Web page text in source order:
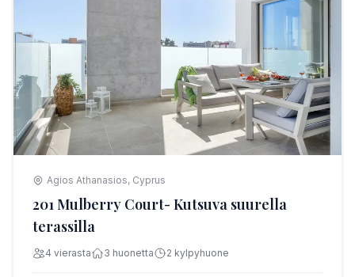
Agios Athanasios, Cyprus
201 Mulberry Court- Kutsuva suurella
terassilla
4 vierasta 3 huonetta 2 kylpyhuone